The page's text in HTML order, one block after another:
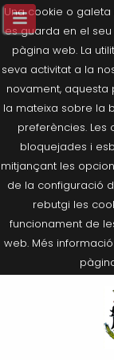
Una cookie o
es guarda en el
pàgina web. La
seva activitat a la
novament,
la mateixa sobre la
preferències.
bloquejades i
mitjançant les
de la configuració
rebutgi les
funcionament de
web. Més informació
Salutació de
Composició
Agricultura,
Què és la Seu
Últimes